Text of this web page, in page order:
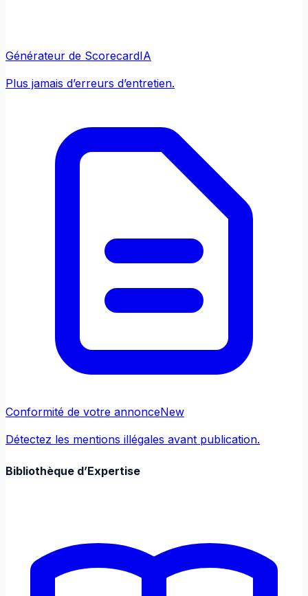
Générateur de ScorecardIA
Plus jamais d’erreurs d’entretien.
Conformité de votre annonceNew
Détectez les mentions illégales avant publication.
Bibliothèque d’Expertise